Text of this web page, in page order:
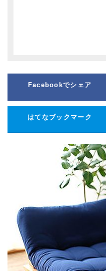
Facebookでシェア
はてなブックマーク